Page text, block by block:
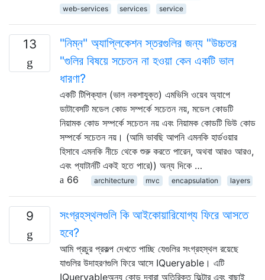
web-services
services service
13
"নিম্ন" অ্যাপ্লিকেশন স্তরগুলির জন্য "উচ্চতর
"গুলির বিষয়ে সচেতন না হওয়া কেন একটি ভাল
ধারণা?
একটি টিপিক্যাল (ভাল নকশাযুক্ত) এমভিসি ওয়েব অ্যাপে
ডাটাবেসটি মডেল কোড সম্পর্কে সচেতন নয়, মডেল কোডটি
নিয়ামক কোড সম্পর্কে সচেতন নয় এবং নিয়ামক কোডটি ভিউ কোড
সম্পর্কে সচেতন নয়। (আমি ভাবছি আপনি এমনকি হার্ডওয়ার
হিসাবে এমনকি নীচে থেকে শুরু করতে পারেন, অথবা আরও আরও,
এবং প্যাটার্নটি একই হতে পারে)) অন্য দিকে …
66
architecture mvc encapsulation layers
9
সংগ্রহস্থলগুলি কি আইকোয়ারিযোগ্য ফিরে আসতে
হবে?
আমি প্রচুর প্রকল্প দেখতে পাচ্ছি যেগুলির সংগ্রহস্থল রয়েছে
যাগুলির উদাহরণগুলি ফিরে আসে IQueryable। এটি
IQueryableঅন্য কোড দ্বারা অতিরিক্ত ফিল্টার এবং বাছাই